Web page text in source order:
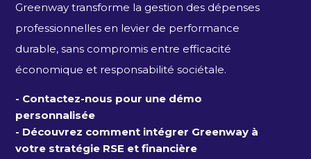
Greenway transforme la gestion des dépenses
professionnelles en levier de performance
durable, sans compromis entre efficacité
économique et responsabilité sociétale.
- Contactez-nous pour une démo
personnalisée
- Découvrez comment intégrer Greenway à
votre stratégie RSE et financière